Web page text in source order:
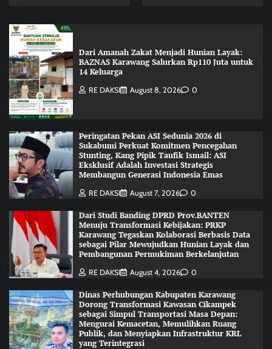
Dari Amanah Zakat Menjadi Hunian Layak:
BAZNAS Karawang Salurkan Rp110 Juta untuk
14 Keluarga
RE DAKSI August 8, 2026 0
Peringatan Pekan ASI Sedunia 2026 di
Sukabumi Perkuat Komitmen Pencegahan
Stunting, Kang Pipik Taufik Ismail: ASI
Eksklusif Adalah Investasi Strategis
Membangun Generasi Indonesia Emas
RE DAKSI August 7, 2026 0
Dari Studi Banding DPRD Prov.BANTEN
Menuju Transformasi Kebijakan: PRKP
Karawang Tegaskan Kolaborasi Berbasis Data
sebagai Pilar Mewujudkan Hunian Layak dan
Pembangunan Permukiman Berkelanjutan
RE DAKSI August 4, 2026 0
Dinas Perhubungan Kabupaten Karawang
Dorong Transformasi Kawasan Cikampek
sebagai Simpul Transportasi Masa Depan:
Mengurai Kemacetan, Memulihkan Ruang
Publik, dan Menyiapkan Infrastruktur KRL
yang Terintegrasi